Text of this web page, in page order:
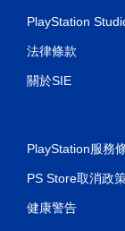
PlayStation
法律條款
關於SIE
PlayStation服務
PS Store取消政
健康警告